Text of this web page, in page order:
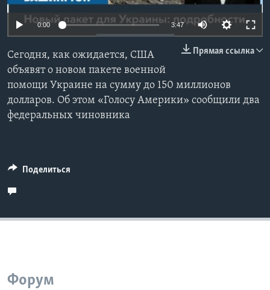
Learning English
СОЦИАЛЬНЫЕ СЕТИ
Языки
0:00 3:47
Прямая ссылка
Сегодня, как ожидается, США
объявят о новом пакете военной
помощи Украине на сумму до 150 миллионов
долларов. Об этом «Голосу Америки» сообщили два
федеральных чиновника
Поделиться
Форум